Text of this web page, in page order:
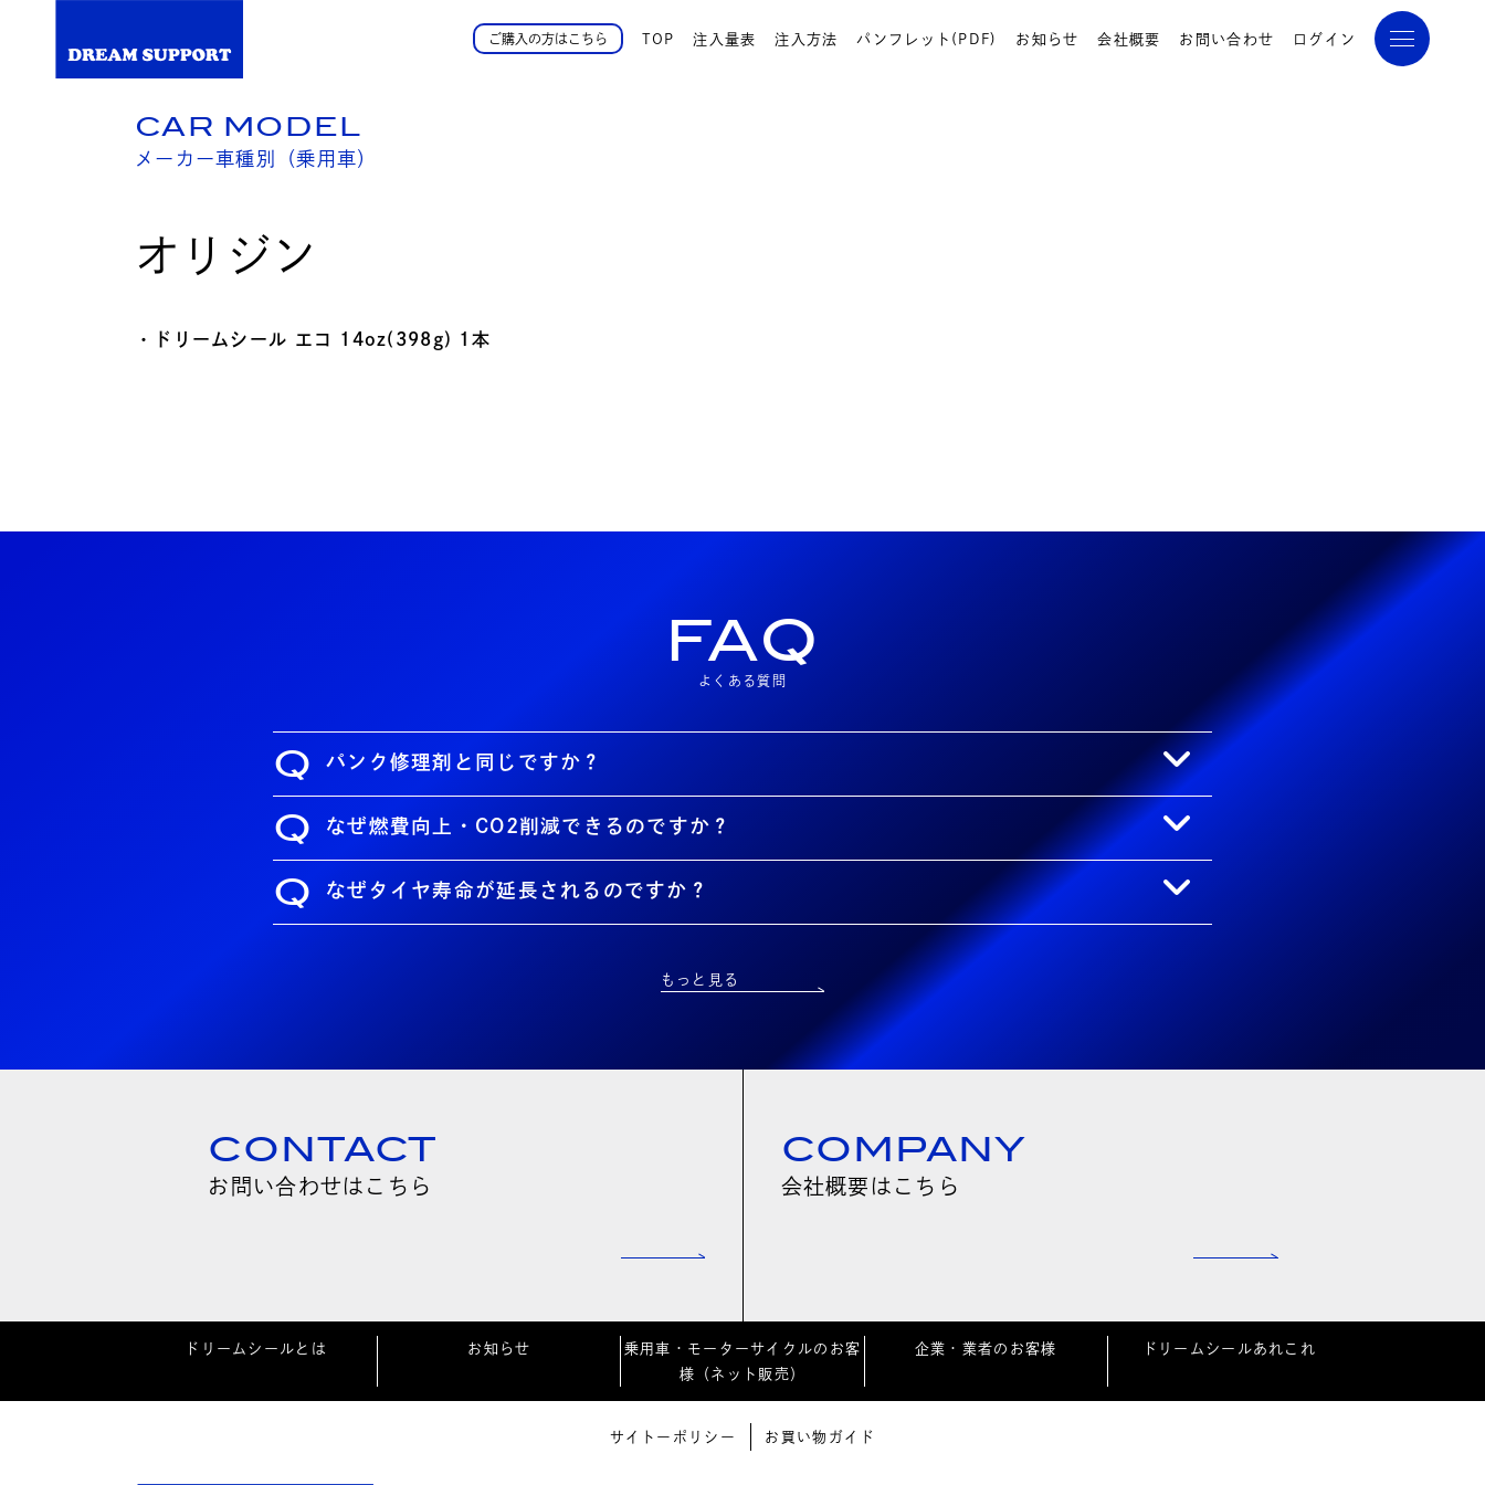
ご購入の方はこちら TOP 注入量表 注入方法 パンフレット(PDF) お知らせ 会社概要 お問い合わせ ログイン
CAR MODEL
メーカー車種別（乗用車）
オリジン
・ドリームシール エコ 14oz(398g) 1本
FAQ
よくある質問
Q パンク修理剤と同じですか？
Q なぜ燃費向上・CO2削減できるのですか？
Q なぜタイヤ寿命が延長されるのですか？
もっと見る
CONTACT
お問い合わせはこちら
COMPANY
会社概要はこちら
ドリームシールとは お知らせ
乗用車・モーターサイクルのお客
様（ネット販売）
企業・業者のお客様 ドリームシールあれこれ
サイトーポリシー お買い物ガイド